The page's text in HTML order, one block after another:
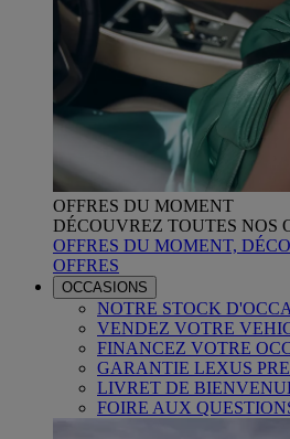
OFFRES DU MOMENT
DÉCOUVREZ TOUTES NOS
OFFRES DU MOMENT,
OFFRES
OCCASIONS
NOTRE STOCK
VENDEZ VOTRE
FINANCEZ VOTRE
GARANTIE LEXUS
LIVRET DE
FOIRE AUX